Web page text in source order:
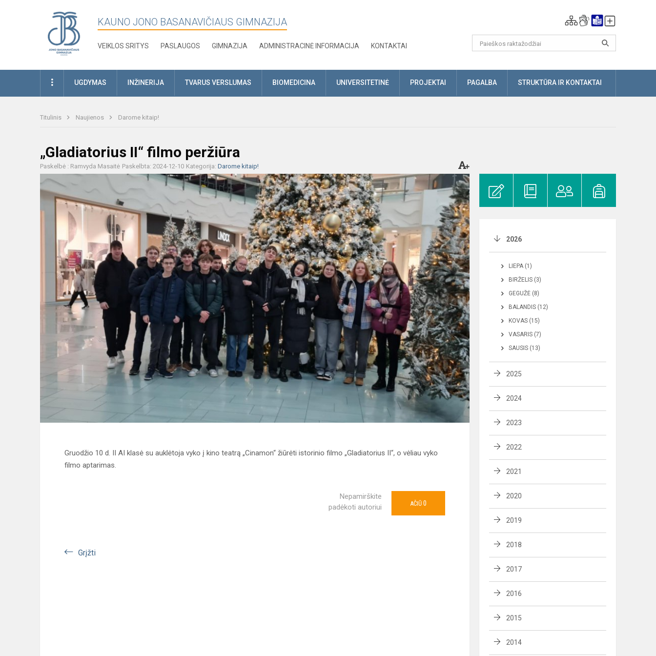
KAUNO JONO BASANAVIČIAUS GIMNAZIJA
VEIKLOS SRITYS PASLAUGOS GIMNAZIJA ADMINISTRACINĖ INFORMACIJA KONTAKTAI
UGDYMAS INŽINERIJA TVARUS VERSLUMAS BIOMEDICINA UNIVERSITETINĖ PROJEKTAI PAGALBA STRUKTŪRA IR KONTAKTAI
Titulinis Naujienos Darome kitaip!
„Gladiatorius II“ filmo peržiūra
Paskelbė : Ramvyda Masaitė Paskelbta: 2024-12-10 Kategorija: Darome kitaip!
Gruodžio 10 d. II AI klasė su auklėtoja vyko į kino teatrą „Cinamon“ žiūrėti istorinio filmo „Gladiatorius II“, o vėliau vyko
filmo aptarimas.
Nepamirškite
padėkoti autoriui
AČIŪ 0
Grįžti
2026
LIEPA (1)
BIRŽELIS (3)
GEGUŽĖ (8)
BALANDIS (12)
KOVAS (15)
VASARIS (7)
SAUSIS (13)
2025
2024
2023
2022
2021
2020
2019
2018
2017
2016
2015
2014